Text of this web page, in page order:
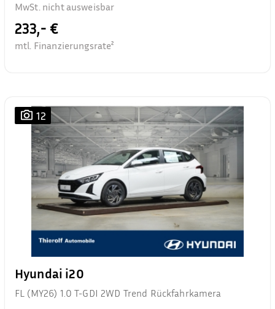
MwSt. nicht ausweisbar
233,- €
mtl. Finanzierungsrate²
12
Hyundai i20
FL (MY26) 1.0 T-GDI 2WD Trend Rückfahrkamera